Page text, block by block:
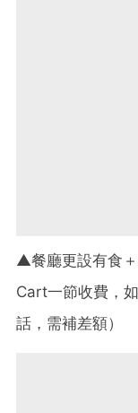
▲餐廳更設有食
Cart一節收費，
話，需補差額）